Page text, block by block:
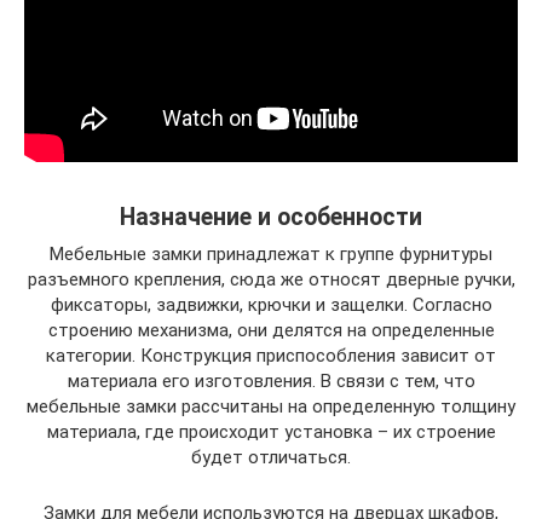
Назначение и особенности
Мебельные замки принадлежат к группе фурнитуры
разъемного крепления, сюда же относят дверные ручки,
фиксаторы, задвижки, крючки и защелки. Согласно
строению механизма, они делятся на определенные
категории. Конструкция приспособления зависит от
материала его изготовления. В связи с тем, что
мебельные замки рассчитаны на определенную толщину
материала, где происходит установка – их строение
будет отличаться.
Замки для мебели используются на дверцах шкафов,